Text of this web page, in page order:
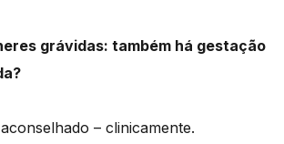
grávidas: também há gestação
– clinicamente.